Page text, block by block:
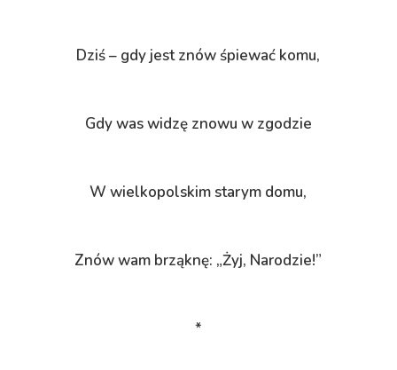
Dziś – gdy jest znów śpiewać komu,
Gdy was widzę znowu w zgodzie
W wielkopolskim starym domu,
Znów wam brząknę: „Żyj, Narodzie!”
*